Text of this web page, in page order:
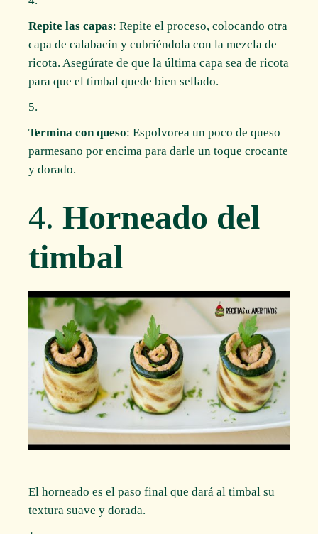
Repite las capas: Repite el proceso, colocando otra
capa de calabacín y cubriéndola con la mezcla de
ricota. Asegúrate de que la última capa sea de ricota
para que el timbal quede bien sellado.
Termina con queso: Espolvorea un poco de queso
parmesano por encima para darle un toque crocante
y dorado.
4.Horneado del
timbal
El horneado es el paso final que dará al timbal su
textura suave y dorada.